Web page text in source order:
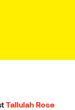
Tallulah Rose